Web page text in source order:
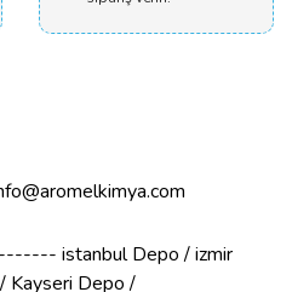
istanbul Depo / izmir
Kayseri Depo /